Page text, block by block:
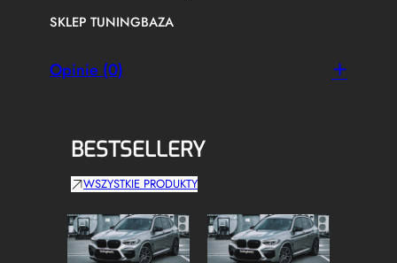
j
r
SKLEP TUNINGBAZA
Opinie (0)
BESTSELLERY
WSZYSTKIE PRODUKTY